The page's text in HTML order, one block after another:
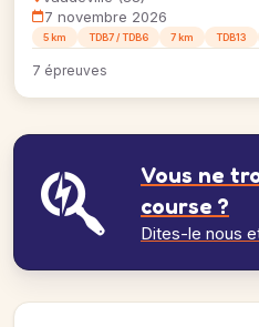
7 novembre 2026
5 km TDB7 / TDB6 7 km TDB13
7 épreuves
Vous ne
course ?
Dites-le nous